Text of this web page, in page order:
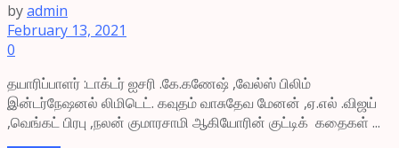
byadmin
February 13, 2021
0
தயாரிப்பாளர் :டாக்டர் ஐசரி .கே.கணேஷ் ,வேல்ஸ் பிலிம்
இன்டர்நேஷனல் லிமிடெட். கவுதம் வாசுதேவ மேனன் ,ஏ.எல் .விஜய்
,வெங்கட் பிரபு ,நலன் குமாரசாமி ஆகியோரின் குட்டிக் கதைகள் ...